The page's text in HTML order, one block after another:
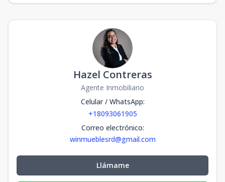
Hazel Contreras
Agente Inmobiliario
Celular / WhatsApp:
+18093061905
Correo electrónico:
winmueblesrd@gmail.com
Llámame